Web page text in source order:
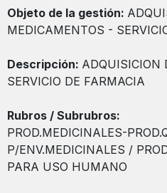
Objeto de la gestión:
MEDICAMENTOS -
Descripción: ADQUISICION
SERVICIO DE FARMACIA
Rubros / Subrubros:
PROD.MEDICINALES-
P/ENV.MEDICINALES /
PARA USO HUMANO